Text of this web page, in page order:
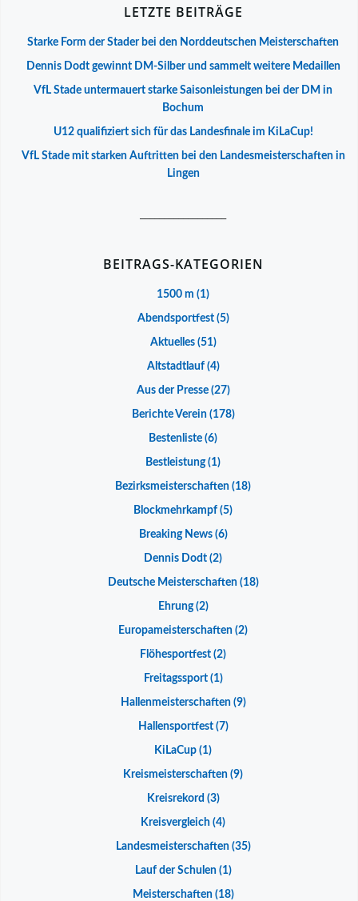
LETZTE BEITRÄGE
Starke Form der Stader bei den Norddeutschen Meisterschaften
Dennis Dodt gewinnt DM-Silber und sammelt weitere Medaillen
VfL Stade untermauert starke Saisonleistungen bei der DM in
Bochum
U12 qualifiziert sich für das Landesfinale im KiLaCup!
VfL Stade mit starken Auftritten bei den Landesmeisterschaften in
Lingen
BEITRAGS-KATEGORIEN
1500 m (1)
Abendsportfest(5)
Aktuelles(51)
Altstadtlauf(4)
Aus der Presse(27)
Berichte Verein(178)
Bestenliste (6)
Bestleistung(1)
Bezirksmeisterschaften (18)
Blockmehrkampf (5)
Breaking News(6)
Dennis Dodt (2)
Deutsche Meisterschaften(18)
Ehrung(2)
Europameisterschaften (2)
Flöhesportfest (2)
Freitagssport(1)
Hallenmeisterschaften(9)
Hallensportfest(7)
KiLaCup (1)
Kreismeisterschaften (9)
Kreisrekord (3)
Kreisvergleich (4)
Landesmeisterschaften(35)
Lauf der Schulen(1)
Meisterschaften(18)